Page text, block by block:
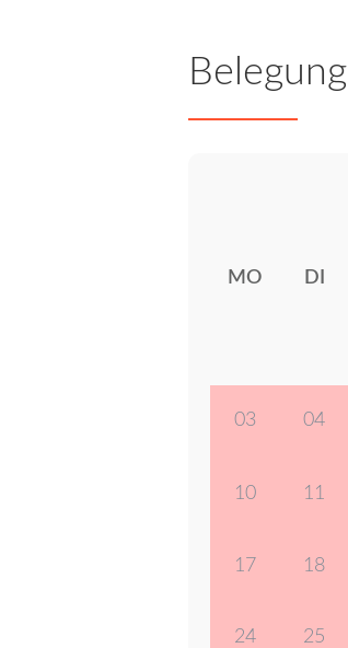
Belegung
MO DI
03 04
10 11
17 18
24 25